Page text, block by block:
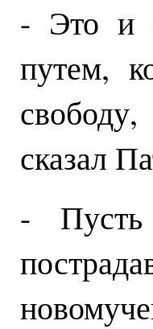
- Это и
путем,
сказал
- Пусть